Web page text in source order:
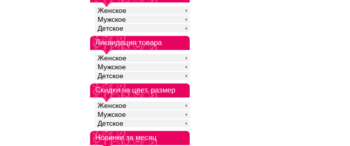
Женское
Мужское
Детское
Ликвидация товара
Женское
Мужское
Детское
Скидки на цвет, размер
Женское
Мужское
Детское
Новинки за месяц
Рекомендуется бережная стирка при 30С.
Хлопок 100%